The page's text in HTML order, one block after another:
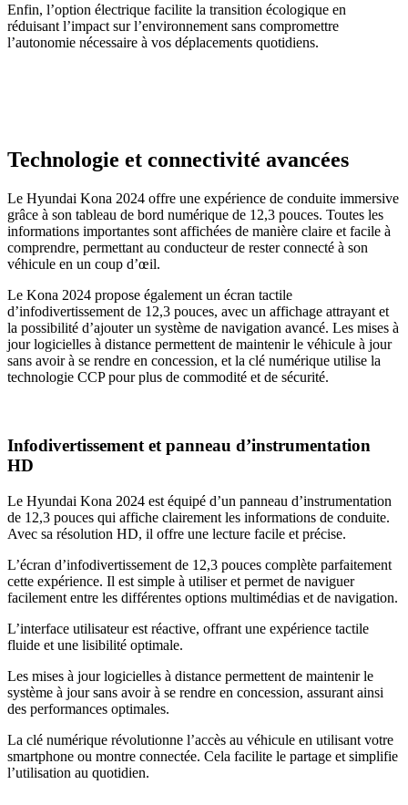
Enfin, l’option électrique facilite la transition écologique en
réduisant l’impact sur l’environnement sans compromettre
l’autonomie nécessaire à vos déplacements quotidiens.
Technologie et connectivité avancées
Le Hyundai Kona 2024 offre une expérience de conduite immersive
grâce à son tableau de bord numérique de 12,3 pouces. Toutes les
informations importantes sont affichées de manière claire et facile à
comprendre, permettant au conducteur de rester connecté à son
véhicule en un coup d’œil.
Le Kona 2024 propose également un écran tactile
d’infodivertissement de 12,3 pouces, avec un affichage attrayant et
la possibilité d’ajouter un système de navigation avancé. Les mises à
jour logicielles à distance permettent de maintenir le véhicule à jour
sans avoir à se rendre en concession, et la clé numérique utilise la
technologie CCP pour plus de commodité et de sécurité.
Infodivertissement et panneau d’instrumentation
HD
Le Hyundai Kona 2024 est équipé d’un panneau d’instrumentation
de 12,3 pouces qui affiche clairement les informations de conduite.
Avec sa résolution HD, il offre une lecture facile et précise.
L’écran d’infodivertissement de 12,3 pouces complète parfaitement
cette expérience. Il est simple à utiliser et permet de naviguer
facilement entre les différentes options multimédias et de navigation.
L’interface utilisateur est réactive, offrant une expérience tactile
fluide et une lisibilité optimale.
Les mises à jour logicielles à distance permettent de maintenir le
système à jour sans avoir à se rendre en concession, assurant ainsi
des performances optimales.
La clé numérique révolutionne l’accès au véhicule en utilisant votre
smartphone ou montre connectée. Cela facilite le partage et simplifie
l’utilisation au quotidien.